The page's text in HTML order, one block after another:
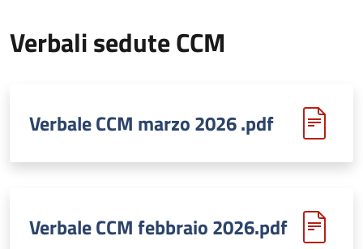
Verbali sedute CCM
Verbale CCM marzo 2026 .pdf
Verbale CCM febbraio 2026.pdf